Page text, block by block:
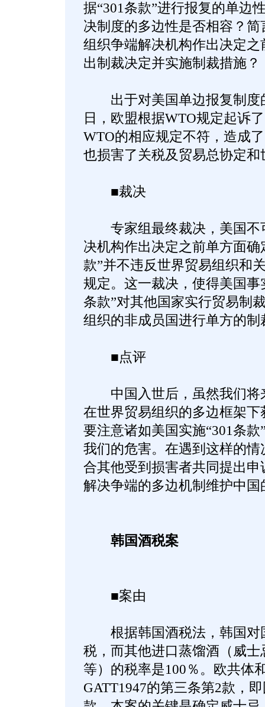
据“301条款”进行报复的单边
决制度的多边性是否相容？
组织争端解决机构作出决定
出制裁决定并实施制裁措施？
出于对美国单边报复制度
日，欧盟根据WTO规定起诉
WTO的相应规定不符，造成
也损害了关税及贸易总协定
■裁决
专家组最终裁决，美国不
决机构作出决定之前单方面确
款”并不违反世界贸易组织和
规定。这一裁决，使得美国事
条款”对其他国家实行贸易制
组织的非成员国进行单方的制
■点评
中国入世后，虽然我们将
在世界贸易组织的多边框架
要注意诸如美国实施“301条
我们的危害。在遇到这样的
合其他受到损害者共同提出
解决争端的多边机制维护中国
韩国酒税案
■案由
根据韩国酒税法，韩国对
税，而其他进口蒸馏酒（威
等）的税率是100％。欧共体
GATT1947的第三条第2款，